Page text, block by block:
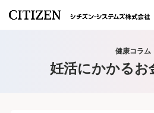
健康コラム
妊活にかかるお